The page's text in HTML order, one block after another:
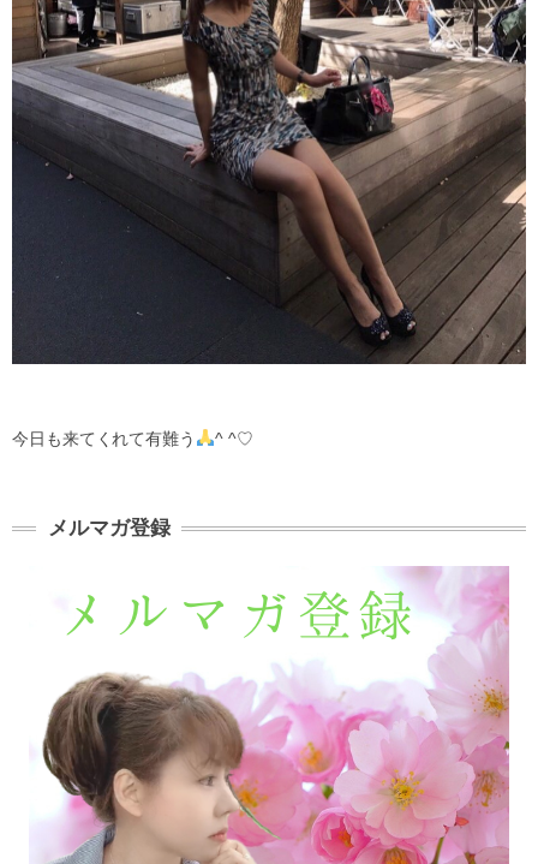
今日も来てくれて有難う ^ ^♡
メルマガ登録